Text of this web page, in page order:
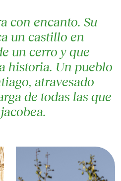
con encanto. Su
un castillo en
un cerro y que
historia. Un pueblo
atravesado
de todas las que